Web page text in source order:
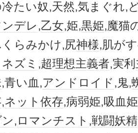
たい奴,天然,気まぐれ,
デレ ,乙女,姫,黒姫,魔猫
らみかけ,尻神様,肌が
ネズミ ,超理想主義者,実利
,青い血,アンドロイド ,鬼,
,ネット依存,病弱姫,吸血
, ロマンチスト ,戦闘妖精